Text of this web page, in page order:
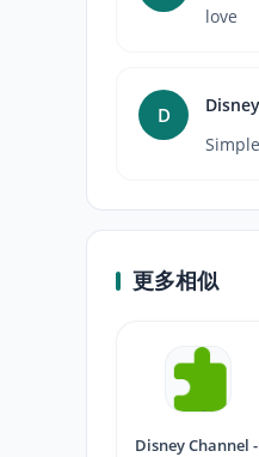
love
D
更多相似
Disney Channel -